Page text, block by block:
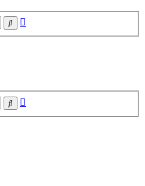
Suche
Suche